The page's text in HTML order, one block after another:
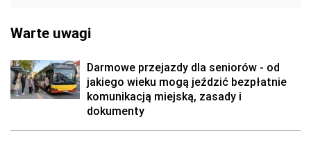
Warte uwagi
Darmowe przejazdy dla seniorów - od
jakiego wieku mogą jeździć bezpłatnie
komunikacją miejską, zasady i
dokumenty